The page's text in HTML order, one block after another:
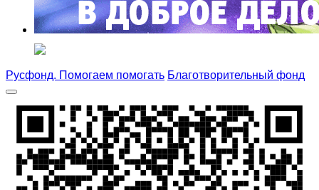
Русфонд. Помогаем помогать Благотворительный фонд